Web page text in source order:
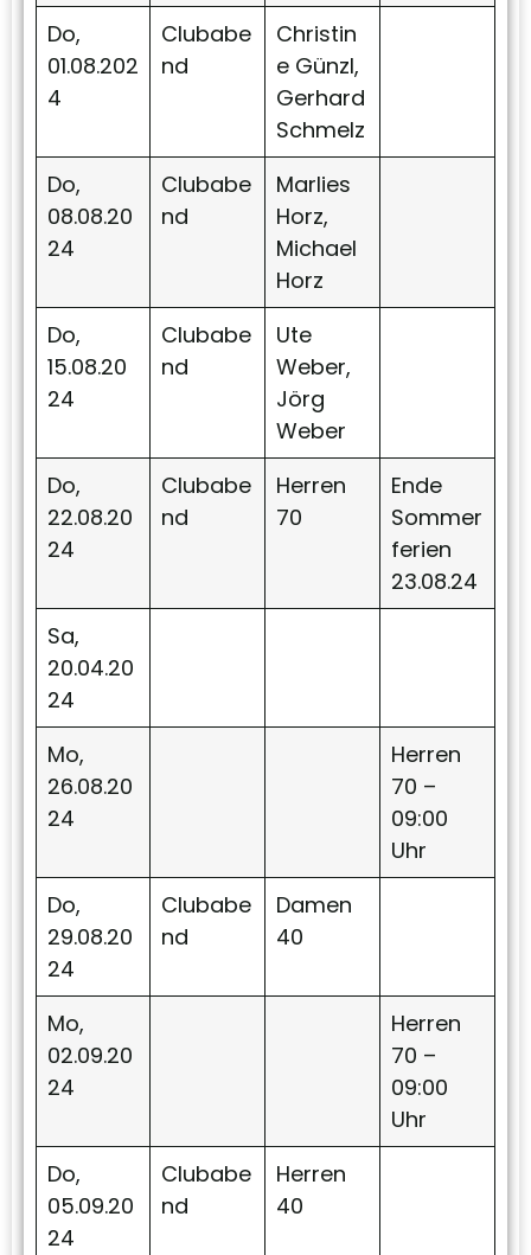
Do,
01.08.202
4
Clubabe
nd
Christin
e Günzl,
Gerhard
Schmelz
Do,
08.08.20
24
Clubabe
nd
Marlies
Horz,
Michael
Horz
Do,
15.08.20
24
Clubabe
nd
Ute
Weber,
Jörg
Weber
Do,
22.08.20
24
Clubabe
nd
Herren
70
Ende
Sommer
ferien
23.08.24
Sa,
20.04.20
24
Mo,
26.08.20
24
Herren
70 –
09:00
Uhr
Do,
29.08.20
24
Clubabe
nd
Damen
40
Mo,
02.09.20
24
Herren
70 –
09:00
Uhr
Do,
05.09.20
24
Clubabe
nd
Herren
40